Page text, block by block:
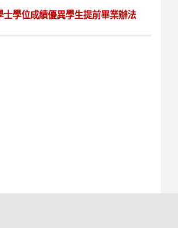
士學位成績優異學生提前畢業辦法